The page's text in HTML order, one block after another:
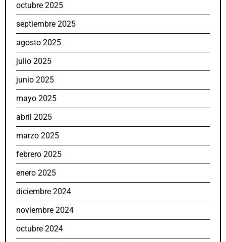
octubre 2025
septiembre 2025
agosto 2025
julio 2025
junio 2025
mayo 2025
abril 2025
marzo 2025
febrero 2025
enero 2025
diciembre 2024
noviembre 2024
octubre 2024